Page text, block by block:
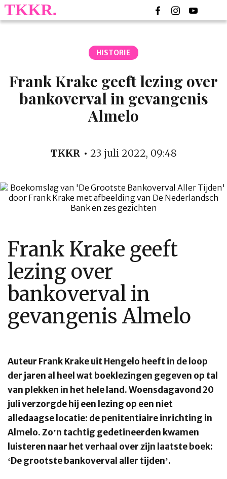
HISTORIE
Frank Krake geeft lezing over
bankoverval in gevangenis
Almelo
TKKR 23 juli 2022, 09:48
Frank Krake geeft
lezing over
bankoverval in
gevangenis Almelo
Auteur Frank Krake uit Hengelo heeft in de loop
der jaren al heel wat boeklezingen gegeven op tal
van plekken in het hele land. Woensdagavond 20
juli verzorgde hij een lezing op een niet
alledaagse locatie: de penitentiaire inrichting in
Almelo. Zo’n tachtig gedetineerden kwamen
luisteren naar het verhaal over zijn laatste boek:
‘De grootste bankoverval aller tijden’.